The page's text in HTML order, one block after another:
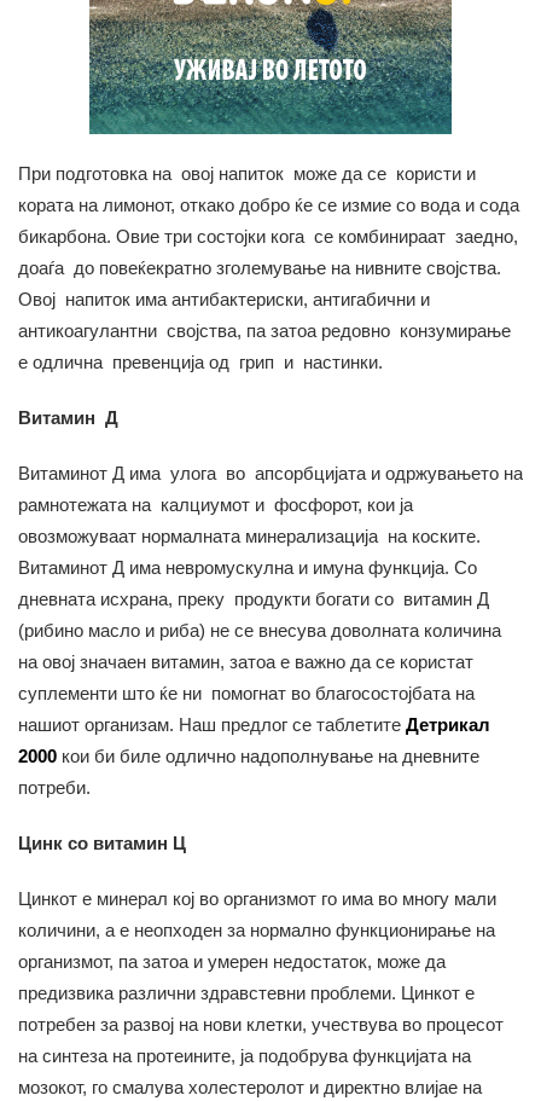
При подготовка на овој напиток може да се користи и
кората на лимонот, откако добро ќе се измие со вода и сода
бикарбона. Овие три состојки кога се комбинираат заедно,
доаѓа до повеќекратно зголемување на нивните својства.
Овој напиток има антибактериски, антигабични и
антикоагулантни својства, па затоа редовно конзумирање
е одлична превенција од грип и настинки.
Витамин Д
Витаминот Д има улога во апсорбцијата и одржувањето на
рамнотежата на калциумот и фосфорот, кои ја
овозможуваат нормалната минерализација на коските.
Витаминот Д има невромускулна и имуна функција. Со
дневната исхрана, преку продукти богати со витамин Д
(рибино масло и риба) не се внесува доволната количина
на овој значаен витамин, затоа е важно да се користат
суплементи што ќе ни помогнат во благосостојбата на
нашиот организам. Наш предлог се таблетите Детрикал
2000 кои би биле одлично надополнување на дневните
потреби.
Цинк со витамин Ц
Цинкот е минерал кој во организмот го има во многу мали
количини, а е неопходен за нормално функционирање на
организмот, па затоа и умерен недостаток, може да
предизвика различни здравстевни проблеми. Цинкот е
потребен за развој на нови клетки, учествува во процесот
на синтеза на протеините, ја подобрува функцијата на
мозокот, го смалува холестеролот и директно влијае на